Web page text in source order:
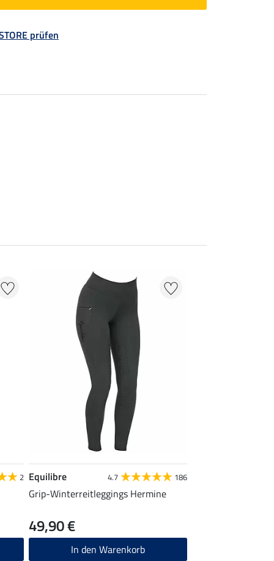
prüfen
2 Equilibre 4.7 186
Grip-Winterreitleggings Hermine
49,90 €
In den Warenkorb